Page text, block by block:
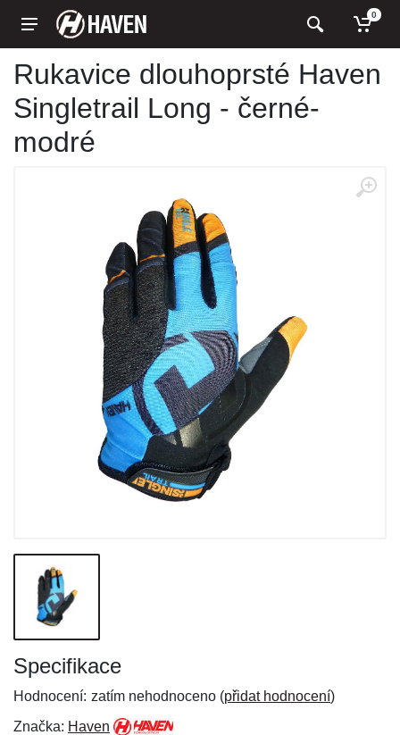
0
Rukavice dlouhoprsté Haven
Singletrail Long - černé-
modré
Specifikace
Hodnocení: zatím nehodnoceno (přidat hodnocení)
Značka: Haven